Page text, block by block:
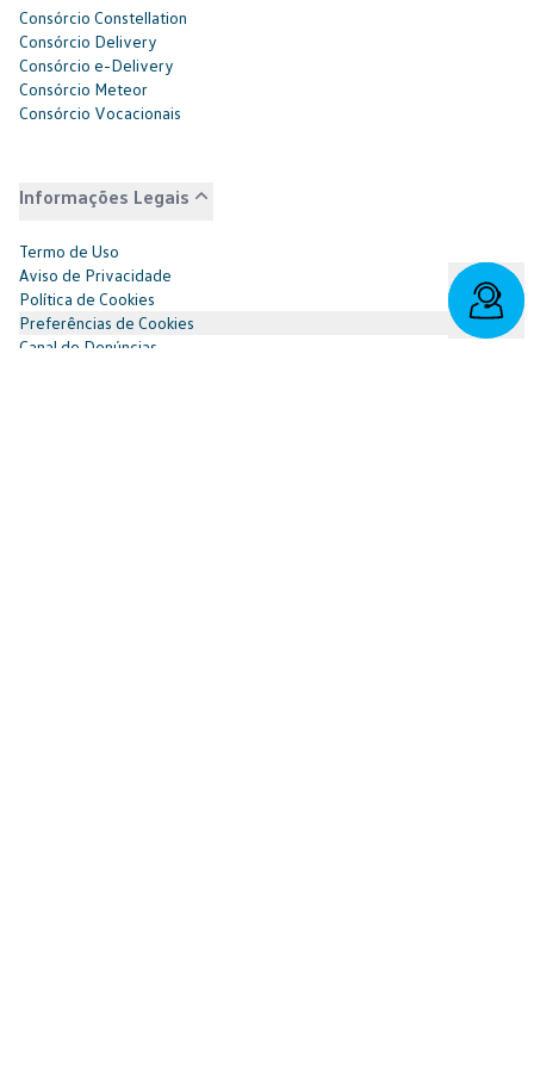
Consórcio Constellation
Consórcio Delivery
Consórcio e-Delivery
Consórcio Meteor
Consórcio Vocacionais
Informações Legais
Termo de Uso
Aviso de Privacidade
Política de Cookies
Preferências de Cookies
Canal de Denúncias